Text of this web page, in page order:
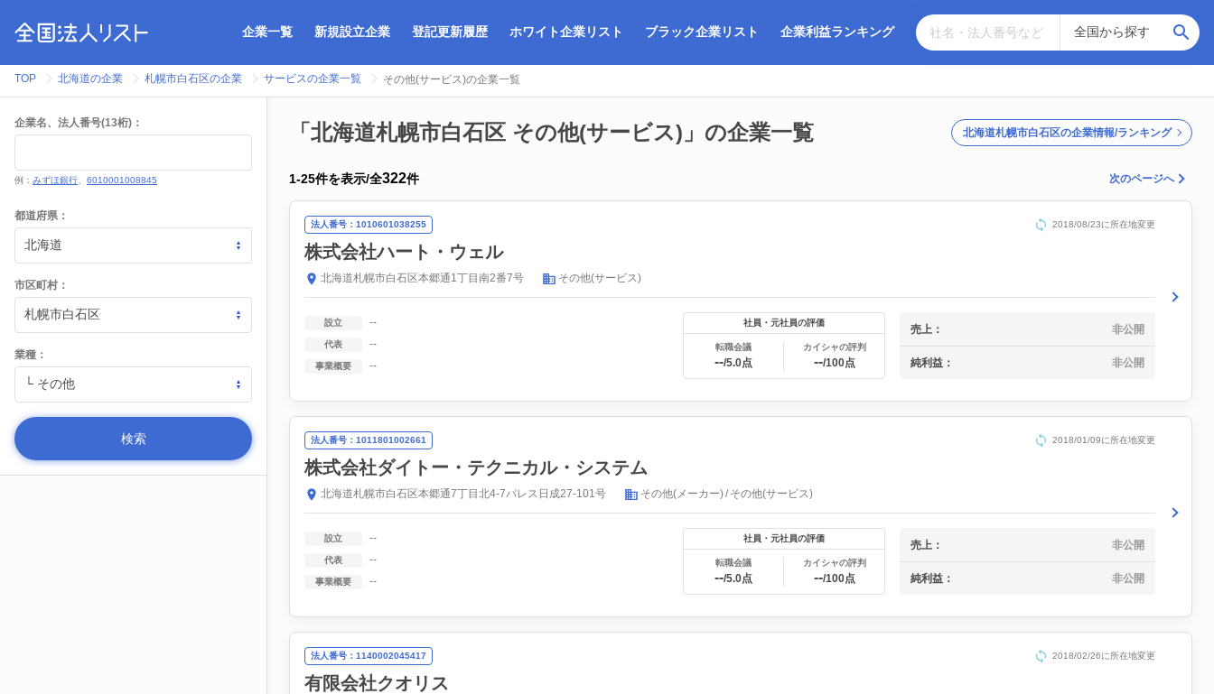
企業一覧 新規設立企業 登記更新履歴 ホワイト企業リスト ブラック企業リスト 企業利益ランキング
TOP 北海道の企業 札幌市白石区の企業 サービスの企業一覧 その他(サービス)の企業一覧
企業名、法人番号(13桁)：
例： みずほ銀行 6010001008845
都道府県：
市区町村：
業種：
「北海道札幌市白石区 その他(サービス)」の企業一覧 北海道札幌市白石区の企業情報/ランキング
1-25件を表示/全322件 次のページへ
法人番号：1010601038255 2018/08/23に所在地変更
株式会社ハート・ウェル
北海道札幌市白石区本郷通1丁目南2番7号 その他(サービス)
設立 --
代表 --
事業概要 --
社員・元社員の評価
転職会議
--/5.0点
カイシャの評判
--/100点
売上： 非公開
純利益： 非公開
法人番号：1011801002661 2018/01/09に所在地変更
株式会社ダイトー・テクニカル・システム
北海道札幌市白石区本郷通7丁目北4-7パレス日成27-101号 その他(メーカー) その他(サービス)
設立 --
代表 --
事業概要 --
社員・元社員の評価
転職会議
--/5.0点
カイシャの評判
--/100点
売上： 非公開
純利益： 非公開
法人番号：1140002045417 2018/02/26に所在地変更
有限会社クオリス